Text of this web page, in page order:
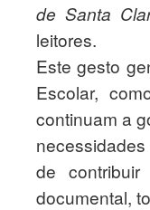
de Santa
leitores.
Este gesto
Escolar,
continuam a
de
documental,